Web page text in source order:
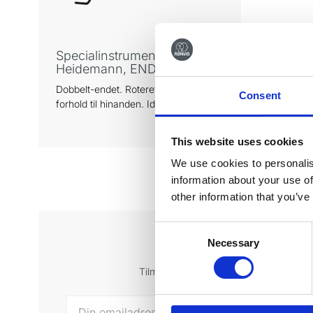
Consent
This website uses cookies
We use cookies to
information about your use
other information that
Necessary
Specialinstrument/Spatel,
Heidemann, ENDOBLACK®
Dobbelt-endet. Roteret 90 grader i
forhold til hinanden. Ideel til placering
af provisorier og MTA. TRINOVO®
Tilmeld
Tilmeld dig vores nyhedsbrev og få